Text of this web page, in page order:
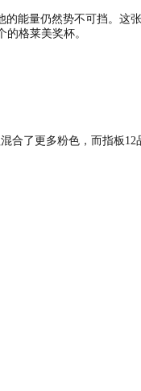
的能量仍然势不可挡。这
格莱美奖杯。
混合了更多粉色，而指板